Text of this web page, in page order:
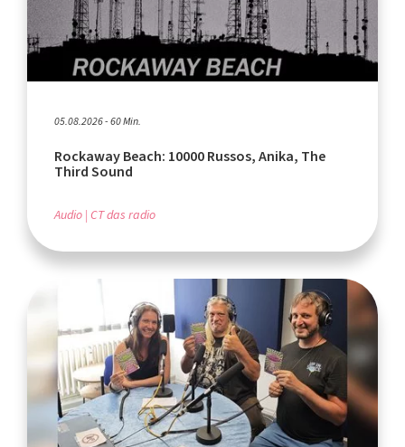
05.08.2026 - 60 Min.
Rockaway Beach: 10000 Russos, Anika, The
Third Sound
Audio CT das radio